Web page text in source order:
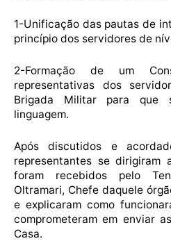
1-Unificação das pautas de
princípio dos servidores de
2-Formação de um
representativas dos
Brigada Militar para que
linguagem.
Após discutidos e
representantes se dirigiram
foram recebidos pelo
Oltramari, Chefe daquele
e explicaram como
comprometeram em enviar
Casa.